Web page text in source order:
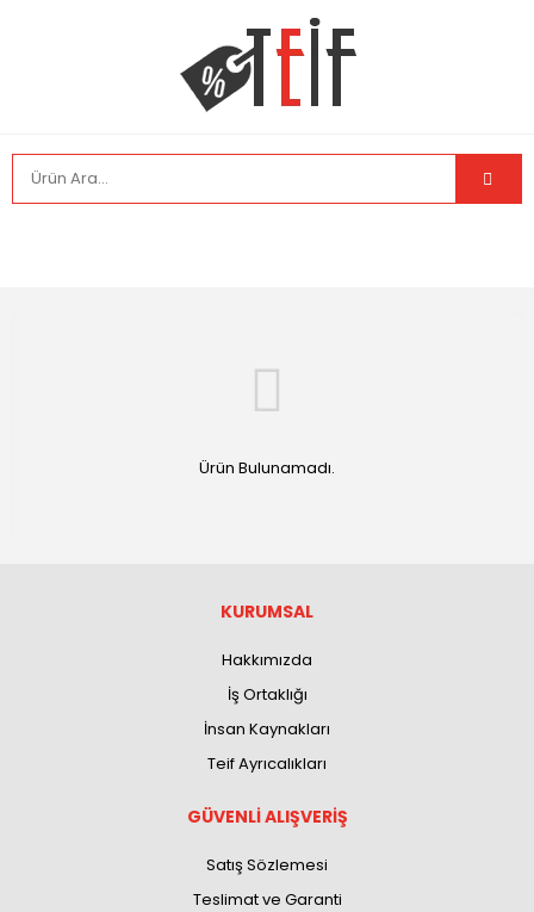
Ürün Bulunamadı.
KURUMSAL
Hakkımızda
İş Ortaklığı
İnsan Kaynakları
Teif Ayrıcalıkları
GÜVENLİ ALIŞVERİŞ
Satış Sözlemesi
Teslimat ve Garanti